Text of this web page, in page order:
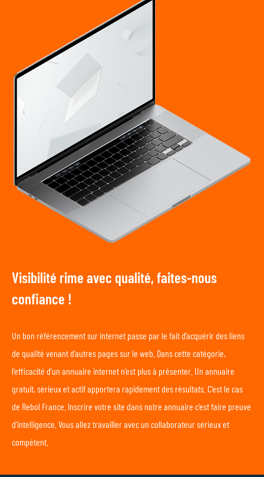
Visibilité rime avec qualité, faites-nous
confiance !
Un bon référencement sur internet passe par le fait d’acquérir des liens
de qualité venant d’autres pages sur le web. Dans cette catégorie,
l’efficacité d’un annuaire internet n’est plus à présenter. Un annuaire
gratuit, sérieux et actif apportera rapidement des résultats. C’est le cas
de Rebol France. Inscrire votre site dans notre annuaire c’est faire preuve
d’intelligence. Vous allez travailler avec un collaborateur sérieux et
compétent.